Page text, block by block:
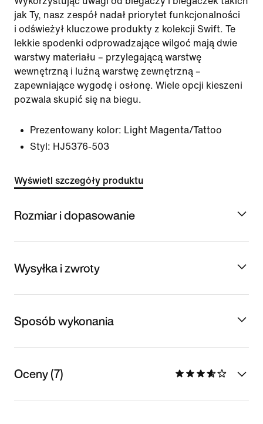
jak Ty, nasz zespół nadał priorytet funkcjonalności
i odświeżył kluczowe produkty z kolekcji Swift. Te
lekkie spodenki odprowadzające wilgoć mają dwie
warstwy materiału – przylegającą warstwę
wewnętrzną i luźną warstwę zewnętrzną –
zapewniające wygodę i osłonę. Wiele opcji kieszeni
pozwala skupić się na biegu.
Prezentowany kolor: Light Magenta/Tattoo
Styl: HJ5376-503
Wyświetl szczegóły produktu
Rozmiar i dopasowanie
Wysyłka i zwroty
Sposób wykonania
Oceny (7)